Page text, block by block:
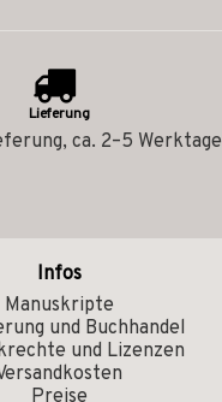
Lieferung
ca. 2–5 Werktage
Infos
Manuskripte
und Buchhandel
und Lizenzen
Preise